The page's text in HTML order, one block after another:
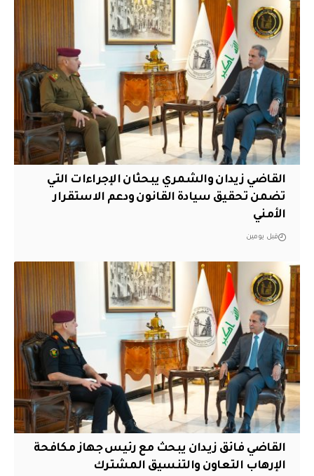
القاضي زيدان والشمري يبحثان الإجراءات التي
تضمن تحقيق سيادة القانون ودعم الاستقرار
الأمني
قبل يومين
القاضي فائق زيدان يبحث مع رئيس جهاز مكافحة
الإرهاب التعاون والتنسيق المشترك